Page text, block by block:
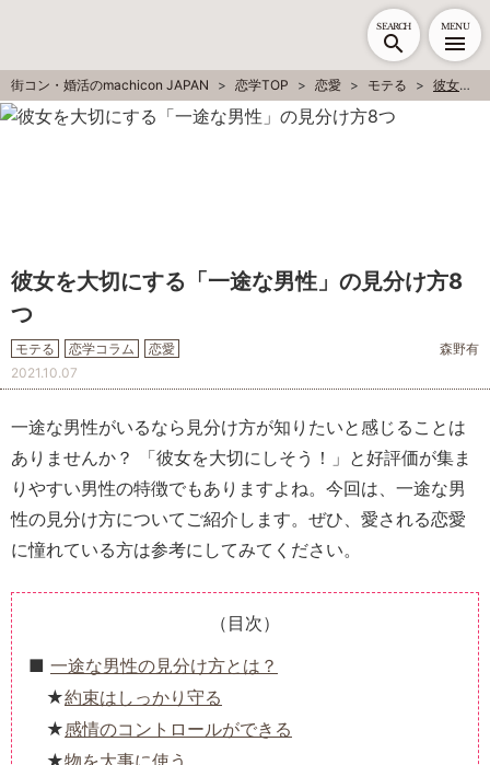
SEARCH MENU
街コン・婚活のmachicon JAPAN 恋学TOP 恋愛 モテる 彼女を大切にする「一途な男性」の見分け方8つ
彼女を大切にする「一途な男性」の見分け方8
つ
モテる 恋学コラム 恋愛
森野有
2021.10.07
一途な男性がいるなら見分け方が知りたいと感じることは
ありませんか？ 「彼女を大切にしそう！」と好評価が集ま
りやすい男性の特徴でもありますよね。今回は、一途な男
性の見分け方についてご紹介します。ぜひ、愛される恋愛
に憧れている方は参考にしてみてください。
（目次）
一途な男性の見分け方とは？
約束はしっかり守る
感情のコントロールができる
物を大事に使う